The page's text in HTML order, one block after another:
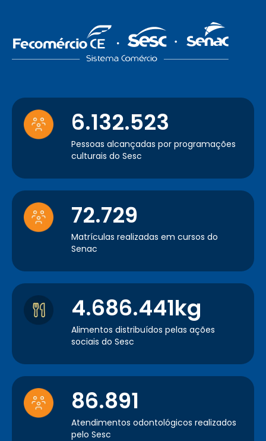
6.132.523
Pessoas alcançadas por programações
culturais do Sesc
72.729
Matrículas realizadas em cursos do
Senac
4.686.441kg
Alimentos distribuídos pelas ações
sociais do Sesc
86.891
Atendimentos odontológicos realizados
pelo Sesc